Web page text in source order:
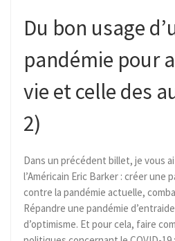
Du bon usage
pandémie pour
vie et celle des
2)
Dans un précédent billet, je vous
l’Américain Eric Barker : créer une
contre la pandémie actuelle,
Répandre une pandémie
d’optimisme. Et pour cela, faire